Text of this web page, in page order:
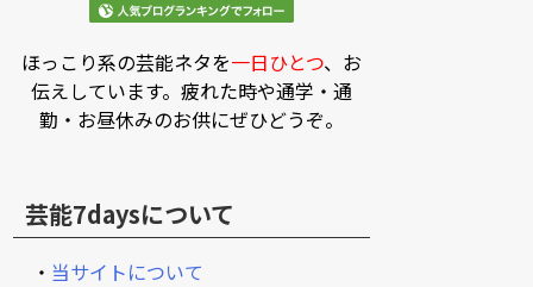
ほっこり系の芸能ネタを一日ひとつ、お
伝えしています。疲れた時や通学・通
勤・お昼休みのお供にぜひどうぞ。
芸能7daysについて
・ 当サイトについて